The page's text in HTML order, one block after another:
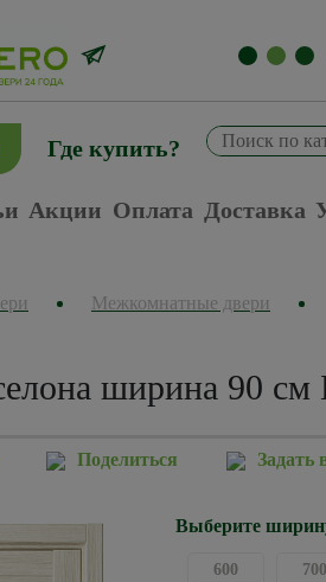
Где купить?
Акции Оплата Доставка
Межкомнатные двери
ширина 90
Поделиться Задать
Выберите
600 700